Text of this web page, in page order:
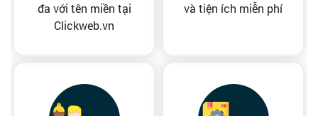
đa với tên miền tại
Clickweb.vn
và tiện ích miễn phí